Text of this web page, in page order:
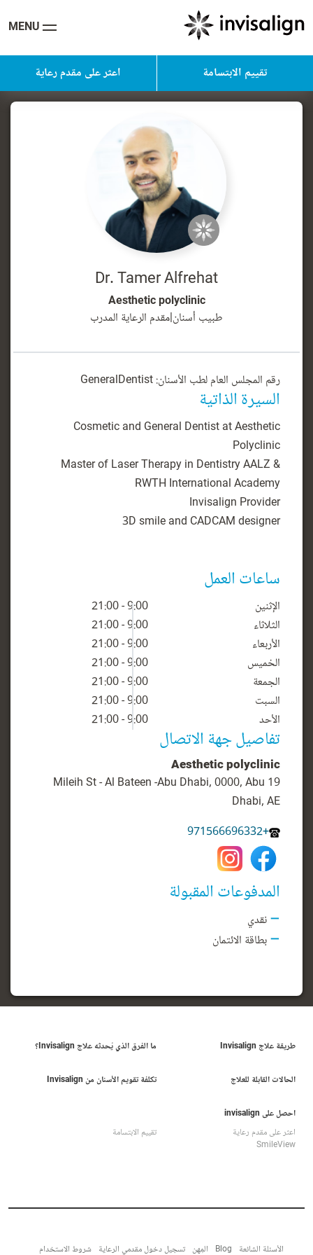
MENU
تقييم الابتسامة اعثر على مقدم رعاية
Dr. Tamer Alfrehat
Aesthetic polyclinic
طبيب أسنان|مقدم الرعاية المدرب
رقم المجلس العام لطب الأسنان: GeneralDentist
السيرة الذاتية
Cosmetic and General Dentist at Aesthetic
Master of Laser Therapy in Dentistry AALZ &
ساعات العمل
الإثنين
9:00 - 21:00
الثلاثاء
9:00 - 21:00
الأربعاء
9:00 - 21:00
الخميس
9:00 - 21:00
الجمعة
9:00 - 21:00
السبت
9:00 - 21:00
الأحد
9:00 - 21:00
تفاصيل جهة الاتصال
Aesthetic polyclinic
19 Mileih St - Al Bateen -Abu Dhabi, 0000, Abu
Dhabi, AE
+971566696332
المدفوعات المقبولة
نقدي
بطاقة الائتمان
طريقة علاج Invisalign ما الفرق الذي يُحدثه علاج Invisalign؟
الحالات القابلة للعلاج تكلفة تقويم الأسنان من Invisalign
احصل على invisalign
اعثر على مقدم رعاية
تقييم الابتسامة
SmileView
الأسئلة الشائعة Blog المِهن تسجيل دخول مقدمي الرعاية شروط الاستخدام